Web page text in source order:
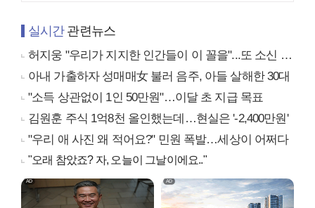
실시간관련뉴스
허지웅 "우리가 지지한 인간들이 이 꼴을"...또 소신 발언
아내 가출하자 성매매女 불러 음주, 아들 살해한 30대
"소득 상관없이 1인 50만원"…이달 초 지급 목표
김원훈 주식 1억8천 올인했는데…현실은 '-2,400만원'
"우리 애 사진 왜 적어요?" 민원 폭발…세상이 어쩌다
"오래 참았죠? 자, 오늘이 그날이에요.."